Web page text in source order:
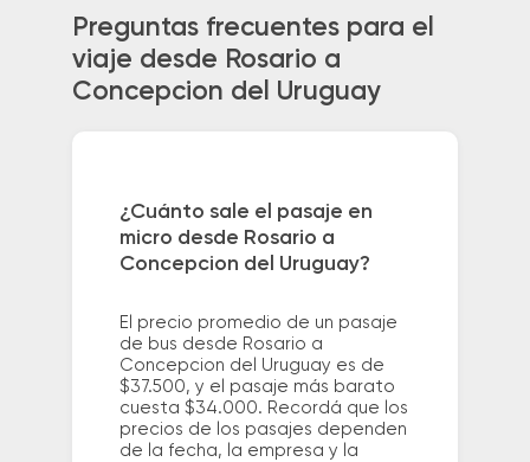
Preguntas frecuentes para el
viaje desde Rosario a
Concepcion del Uruguay
¿Cuánto sale el pasaje en
micro desde Rosario a
Concepcion del Uruguay?
El precio promedio de un pasaje
de bus desde Rosario a
Concepcion del Uruguay es de
$37.500, y el pasaje más barato
cuesta $34.000. Recordá que los
precios de los pasajes dependen
de la fecha, la empresa y la